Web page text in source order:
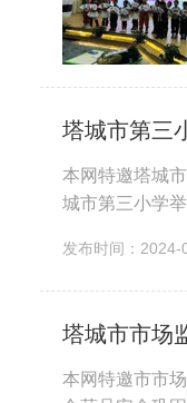
塔城市第三
本网特邀塔城
城市第三小学
发布时间：2024-
塔城市市场
本网特邀市市